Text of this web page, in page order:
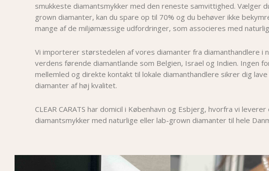
smukkeste diamantsmykker med den reneste samvittighed. Vælger
grown diamanter, kan du spare op til 70% og du behøver ikke
mange af de miljømæssige udfordringer, som associeres med
Vi importerer størstedelen af vores diamanter fra diamanthandlere i
verdens førende diamantlande som Belgien, Israel og Indien. Ingen
mellemled og direkte kontakt til lokale diamanthandlere sikrer dig
diamanter af høj kvalitet.
CLEAR CARATS har domicil i København og Esbjerg, hvorfra vi leverer
diamantsmykker med naturlige eller lab-grown diamanter til hele